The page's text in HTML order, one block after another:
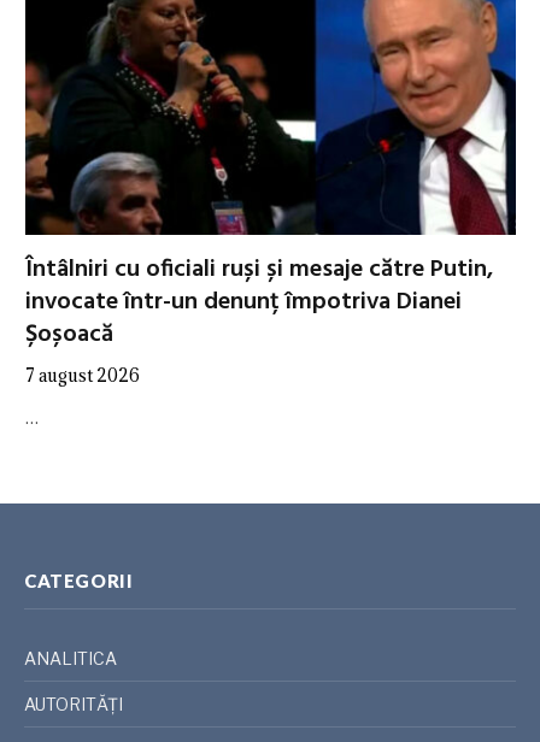
Întâlniri cu oficiali ruși și mesaje către Putin,
invocate într-un denunț împotriva Dianei
Șoșoacă
7 august 2026
…
CATEGORII
ANALITICA
AUTORITĂȚI